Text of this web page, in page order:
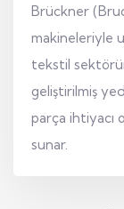
Brückner
makineleriyle
tekstil
geliştirilmiş
parça ihtiyacı
sunar.